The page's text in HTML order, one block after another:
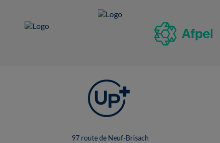
97 route de Neuf-Brisach